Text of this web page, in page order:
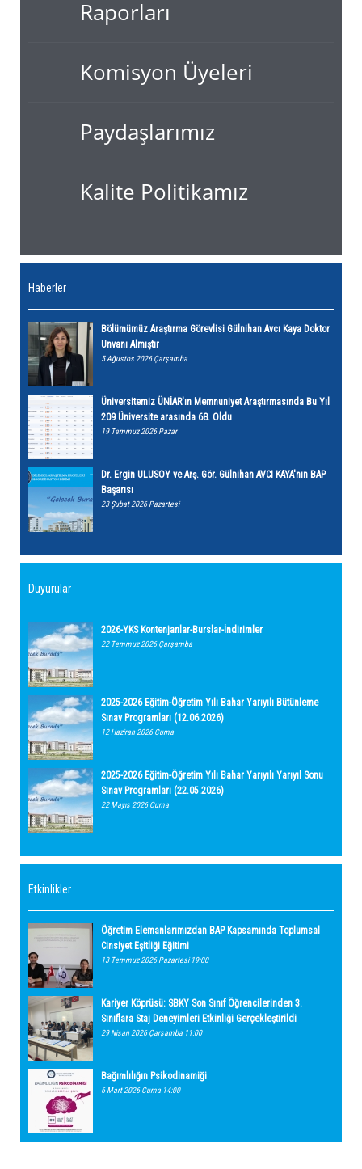
Raporları
Komisyon Üyeleri
Paydaşlarımız
Kalite Politikamız
Haberler
Bölümümüz Araştırma Görevlisi Gülnihan Avcı Kaya Doktor
Unvanı Almıştır
5 Ağustos 2026 Çarşamba
Üniversitemiz ÜNİAR'ın Memnuniyet Araştırmasında Bu Yıl
209 Üniversite arasında 68. Oldu
19 Temmuz 2026 Pazar
Dr. Ergin ULUSOY ve Arş. Gör. Gülnihan AVCI KAYA'nın BAP
Başarısı
23 Şubat 2026 Pazartesi
Duyurular
2026-YKS Kontenjanlar-Burslar-İndirimler
22 Temmuz 2026 Çarşamba
2025-2026 Eğitim-Öğretim Yılı Bahar Yarıyılı Bütünleme
Sınav Programları (12.06.2026)
12 Haziran 2026 Cuma
2025-2026 Eğitim-Öğretim Yılı Bahar Yarıyılı Yarıyıl Sonu
Sınav Programları (22.05.2026)
22 Mayıs 2026 Cuma
Etkinlikler
Öğretim Elemanlarımızdan BAP Kapsamında Toplumsal
Cinsiyet Eşitliği Eğitimi
13 Temmuz 2026 Pazartesi 19:00
Kariyer Köprüsü: SBKY Son Sınıf Öğrencilerinden 3.
Sınıflara Staj Deneyimleri Etkinliği Gerçekleştirildi
29 Nisan 2026 Çarşamba 11:00
Bağımlılığın Psikodinamiği
6 Mart 2026 Cuma 14:00